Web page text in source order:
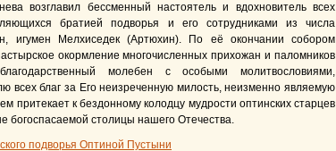
возглавил бессменный настоятель и вдохновитель всех
братией подворья и его сотрудниками из числа
игумен Мелхиседек (Артюхин). По её окончании собором
окормление многочисленных прихожан и паломников
молебен с особыми молитвословиями,
всех благ за Его неизреченную милость, неизменно являемую
притекает к бездонному колодцу мудрости оптинских старцев
богоспасаемой столицы нашего Отечества.
подворья Оптиной Пустыни